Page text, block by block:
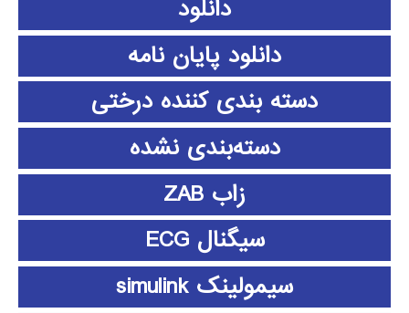
دانلود
دانلود پايان نامه
دسته بندی کننده درختی
دسته‌بندی نشده
زاب ZAB
سیگنال ECG
سیمولینک simulink